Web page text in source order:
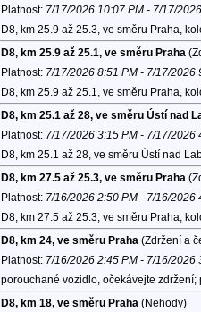
Platnost: 7/17/2026 10:07 PM - 7/17/
D8, km 25.9 až 25.3, ve směru Praha,
D8, km 25.9 až 25.1, ve směru Praha
Platnost: 7/17/2026 8:51 PM - 7/17/2026
D8, km 25.9 až 25.1, ve směru Praha,
D8, km 25.1 až 28, ve směru Ústí nad
Platnost: 7/17/2026 3:15 PM - 7/17/2026
D8, km 25.1 až 28, ve směru Ústí nad
D8, km 27.5 až 25.3, ve směru Praha
Platnost: 7/16/2026 2:50 PM - 7/16/2026
D8, km 27.5 až 25.3, ve směru Praha,
D8, km 24, ve směru Praha (Zdržení a
Platnost: 7/16/2026 2:45 PM - 7/16/2026
porouchané vozidlo, očekávejte
D8, km 18, ve směru Praha (Nehody)